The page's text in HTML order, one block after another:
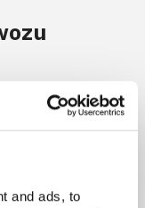
and ads, to